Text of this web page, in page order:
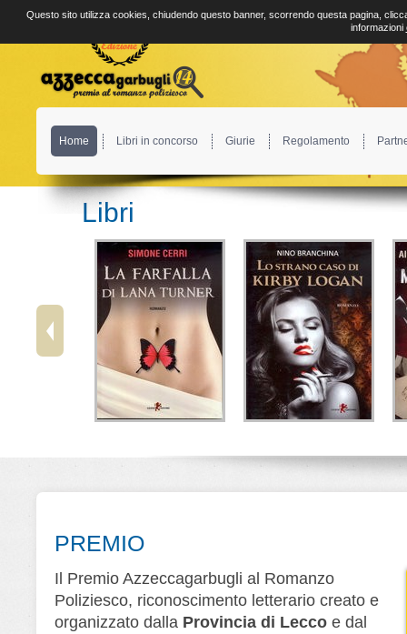
Home Libri in concorso Giurie Regolamento
Libri
Ripa
PREMIO
Il Premio Azzeccagarbugli al Romanzo
Poliziesco, riconoscimento letterario creato e
organizzato dalla Provincia di Lecco e dal
Questo sito utilizza cookies, chiudendo questo banner, scorrendo questa pagina,
informazioni